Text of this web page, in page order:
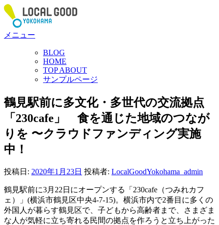
コ
ン
ン
プ
メニュー
BLOG
HOME
TOP ABOUT
サンプルページ
鶴見駅前に多文化・多世代の交流拠点
「230cafe」 食を通じた地域のつなが
りを 〜クラウドファンディング実施
中！
投稿日: 2020年1月23日 投稿者: LocalGoodYokohama_admin
鶴見駅前に3月22日にオープンする「230cafe（つみれカフ
ェ）」(横浜市鶴見区中央4-7-15)。横浜市内で2番目に多くの
外国人が暮らす鶴見区で、子どもから高齢者まで、さまざま
な人が気軽に立ち寄れる民間の拠点を作ろうと立ち上がった